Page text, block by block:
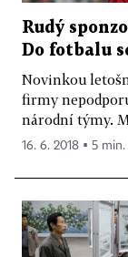
Rudý
Do fotbalu
Novinkou
firmy
národní týmy.
16. 6. 2018 ▪ 5